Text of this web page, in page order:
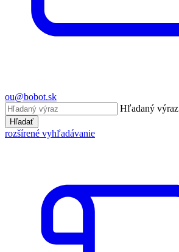
ou@bobot.sk
Hľadaný výraz
Hľadať
rozšírené vyhľadávanie